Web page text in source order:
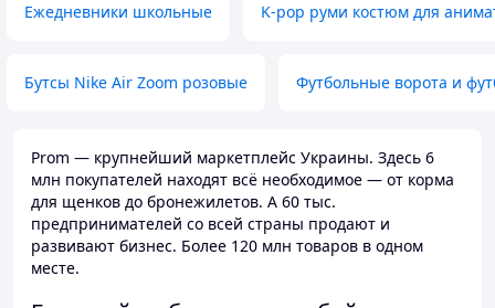
Ежедневники школьные K-pop руми костюм для
Бутсы Nike Air Zoom розовые Футбольные ворота и
Prom — крупнейший маркетплейс Украины. Здесь 6
млн покупателей находят всё необходимое — от корма
для щенков до бронежилетов. А 60 тыс.
предпринимателей со всей страны продают и
развивают бизнес. Более 120 млн товаров в одном
месте.